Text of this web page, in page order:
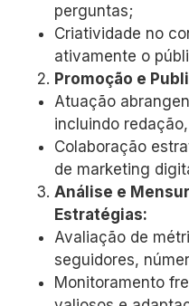
perguntas;
Criatividade no
ativamente o
Promoção e
Atuação
incluindo
Colaboração
de marketing
Análise e
Estratégias:
Avaliação de
seguidores,
Monitoramento